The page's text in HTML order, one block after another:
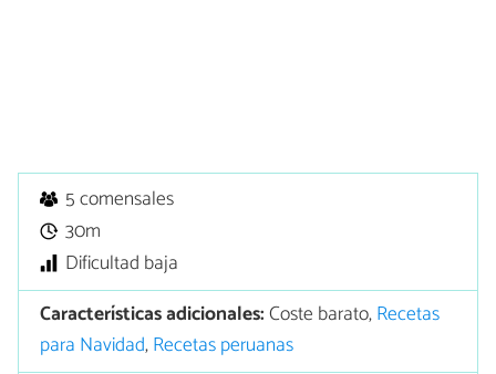
5 comensales
30m
Dificultad baja
Características adicionales:Coste barato,Recetas
para Navidad,Recetas peruanas